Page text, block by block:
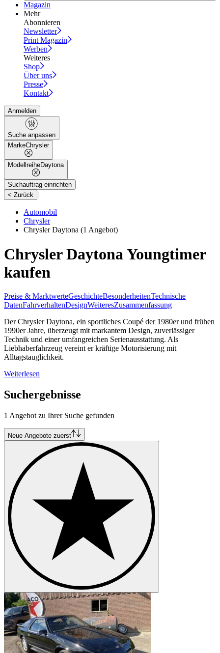
Magazin
Mehr
Abonnieren
Newsletter
Print Magazin
Werben
Weiteres
Shop
Über uns
Presse
Kontakt
Anmelden
Suche anpassen
MarkeChrysler
ModellreiheDaytona
Suchauftrag einrichten
< Zurück |
Automobil
Chrysler
Chrysler Daytona (1 Angebot)
Chrysler Daytona Youngtimer
kaufen
Preise & MarktwerteGeschichteBesonderheitenTechnische
DatenFahrverhaltenDesignWeiteresZusammenfassung
Der Chrysler Daytona, ein sportliches Coupé der 1980er und frühen
1990er Jahre, überzeugt mit markantem Design, zuverlässiger
Technik und einer umfangreichen Serienausstattung. Als
Liebhaberfahrzeug vereint er kräftige Motorisierung mit
Alltagstauglichkeit.
Weiterlesen
Suchergebnisse
1 Angebot zu Ihrer Suche gefunden
Neue Angebote zuerst